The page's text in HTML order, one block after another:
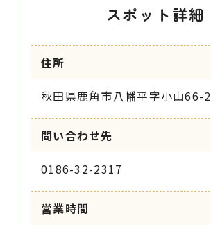
スポット詳細
住所
秋田県鹿角市八幡平字小山66-2
問い合わせ先
0186-32-2317
営業時間